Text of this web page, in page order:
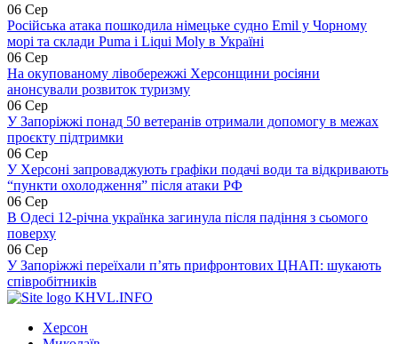
06 Сер
Російська атака пошкодила німецьке судно Emil у Чорному
морі та склади Puma і Liqui Moly в Україні
06 Сер
На окупованому лівобережжі Херсонщини росіяни
анонсували розвиток туризму
06 Сер
У Запоріжжі понад 50 ветеранів отримали допомогу в межах
проєкту підтримки
06 Сер
У Херсоні запроваджують графіки подачі води та відкривають
“пункти охолодження” після атаки РФ
06 Сер
В Одесі 12-річна українка загинула після падіння з сьомого
поверху
06 Сер
У Запоріжжі переїхали п’ять прифронтових ЦНАП: шукають
співробітників
KHVL.INFO
Херсон